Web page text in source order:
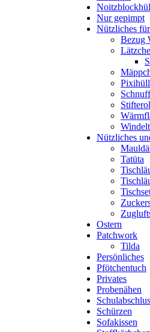
Nur gepimpt
Nützliches
Bezug
Nützliches
Tatüta
Ostern
Patchwork
Tilda
Persönliches
Pfötchentuch
Privates
Probenähen
Schürzen
Sofakissen